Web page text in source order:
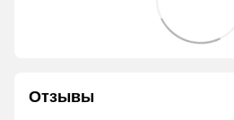
Отзывы